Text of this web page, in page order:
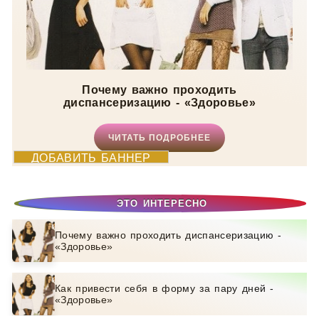
Почему важно проходить
диспансеризацию - «Здоровье»
ЧИТАТЬ ПОДРОБНЕЕ
ДОБАВИТЬ БАННЕР
ЭТО ИНТЕРЕСНО
Почему важно проходить диспансеризацию -
«Здоровье»
Как привести себя в форму за пару дней -
«Здоровье»